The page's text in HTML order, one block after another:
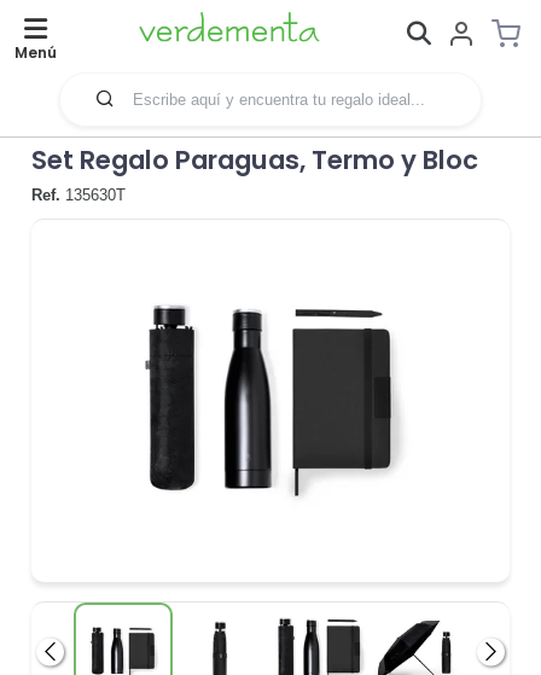
Menú
Set Regalo Paraguas, Termo y Bloc
Ref. 135630T
Anterior